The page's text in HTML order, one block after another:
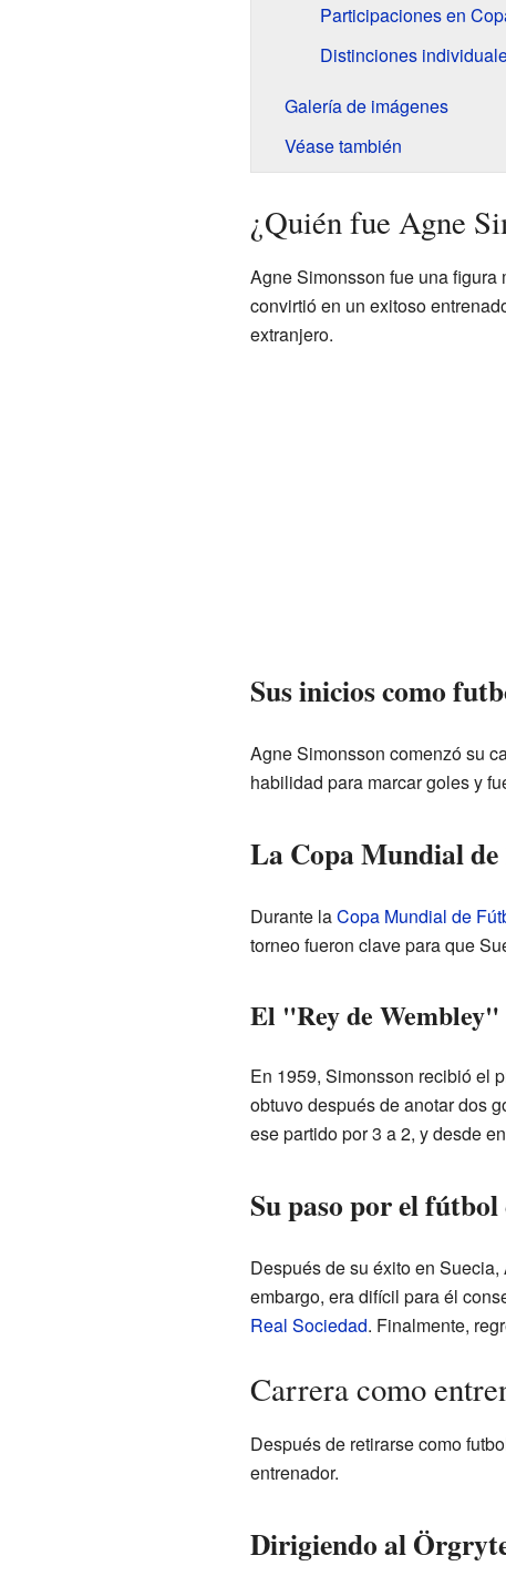
Participaciones en
Distinciones
Galería de imágenes
Véase también
¿Quién fue Agne
Agne Simonsson fue una figura
convirtió en un exitoso
extranjero.
Sus inicios como
Agne Simonsson comenzó su
habilidad para marcar goles y
La Copa Mundial de
Durante laCopa Mundial de
torneo fueron clave para que
El "Rey de Wembley"
En 1959, Simonsson recibió el
obtuvo después de anotar dos
ese partido por 3 a 2, y desde
Su paso por el fútbol
Después de su éxito en
embargo, era difícil para él
Real Sociedad. Finalmente,
Carrera como
Después de retirarse como
entrenador.
Dirigiendo al